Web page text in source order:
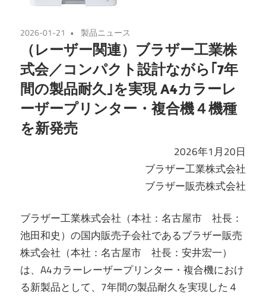
2026-01-21 製品ニュース
（レーザー関連）ブラザー工業株
式会／コンパクト設計ながら｢7年
間の製品耐久｣を実現 A4カラーレ
ーザープリンター・複合機４機種
を新発売
2026年1月20日
ブラザー工業株式会社
ブラザー販売株式会社
ブラザー工業株式会社（本社：名古屋市 社長：
池田和史）の国内販売子会社であるブラザー販売
株式会社（本社：名古屋市 社長：安井宏一）
は、A4カラーレーザープリンター・複合機におけ
る新製品として、7年間の製品耐久を実現した４